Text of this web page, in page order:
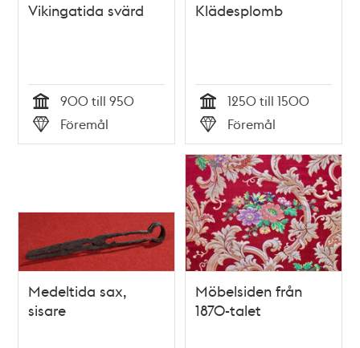
Vikingatida svärd
Tid
900 till 950
Typ
Föremål
Klädesplomb
Tid
1250 till 1500
Typ
Föremål
Medeltida sax,
sisare
Möbelsiden från
1870-talet